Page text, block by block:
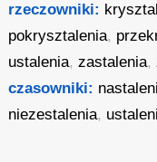
rzeczowniki:
pokrysztalenia,
ustalenia,zastalenia,
czasowniki:
niezestalenia,